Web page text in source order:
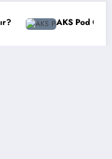
AKS Pod Otomatik